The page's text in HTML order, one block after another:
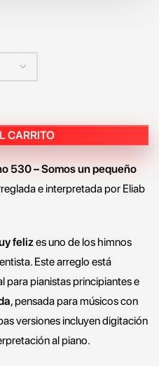
CARRITO
530 – Somos un pequeño
e interpretada por Eliab
felizes uno de los himnos
Este arreglo está
para pianistas principiantes e
, pensada para músicos con
versiones incluyen digitación
al piano.